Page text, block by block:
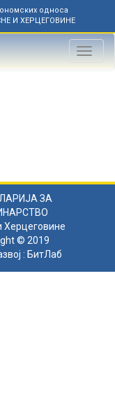
односа
И ХЕРЦЕГОВИНЕ
Toggle
ЗА
Херцеговине
© 2019
: БитЛаб